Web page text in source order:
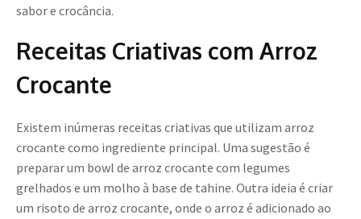
sabor e crocância.
Receitas Criativas com Arroz
Crocante
Existem inúmeras receitas criativas que utilizam arroz
crocante como ingrediente principal. Uma sugestão é
preparar um bowl de arroz crocante com legumes
grelhados e um molho à base de tahine. Outra ideia é criar
um risoto de arroz crocante, onde o arroz é adicionado ao